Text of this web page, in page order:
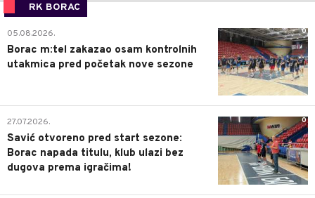
RK BORAC
0
05.08.2026.
Borac m:tel zakazao osam kontrolnih
utakmica pred početak nove sezone
0
27.07.2026.
Savić otvoreno pred start sezone:
Borac napada titulu, klub ulazi bez
dugova prema igračima!